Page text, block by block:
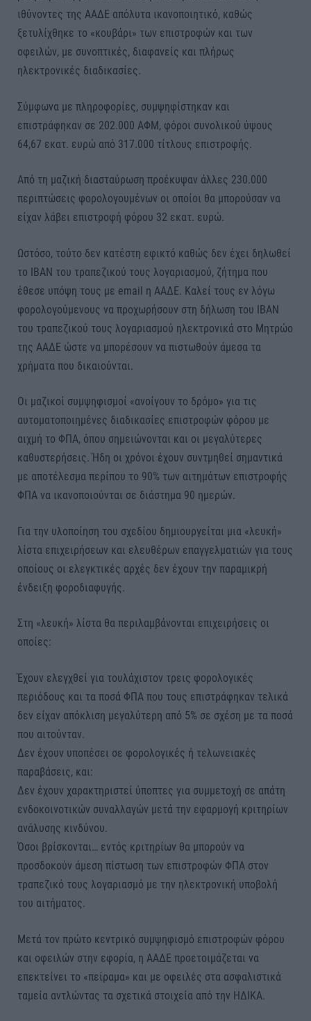
ιθύνοντες της ΑΑΔΕ απόλυτα ικανοποιητικό, καθώς
ξετυλίχθηκε το «κουβάρι» των επιστροφών και των
οφειλών, με συνοπτικές, διαφανείς και πλήρως
ηλεκτρονικές διαδικασίες.
Σύμφωνα με πληροφορίες, συμψηφίστηκαν και
επιστράφηκαν σε 202.000 ΑΦΜ, φόροι συνολικού ύψους
64,67 εκατ. ευρώ από 317.000 τίτλους επιστροφής.
Από τη μαζική διασταύρωση προέκυψαν άλλες 230.000
περιπτώσεις φορολογουμένων οι οποίοι θα μπορούσαν να
είχαν λάβει επιστροφή φόρου 32 εκατ. ευρώ.
Ωστόσο, τούτο δεν κατέστη εφικτό καθώς δεν έχει δηλωθεί
το ΙΒΑΝ του τραπεζικού τους λογαριασμού, ζήτημα που
έθεσε υπόψη τους με email η ΑΑΔΕ. Καλεί τους εν λόγω
φορολογούμενους να προχωρήσουν στη δήλωση του IBAN
του τραπεζικού τους λογαριασμού ηλεκτρονικά στο Μητρώο
της ΑΑΔΕ ώστε να μπορέσουν να πιστωθούν άμεσα τα
χρήματα που δικαιούνται.
Οι μαζικοί συμψηφισμοί «ανοίγουν το δρόμο» για τις
αυτοματοποιημένες διαδικασίες επιστροφών φόρου με
αιχμή το ΦΠΑ, όπου σημειώνονται και οι μεγαλύτερες
καθυστερήσεις. Ήδη οι χρόνοι έχουν συντμηθεί σημαντικά
με αποτέλεσμα περίπου το 90% των αιτημάτων επιστροφής
ΦΠΑ να ικανοποιούνται σε διάστημα 90 ημερών.
Για την υλοποίηση του σχεδίου δημιουργείται μια «λευκή»
λίστα επιχειρήσεων και ελευθέρων επαγγελματιών για τους
οποίους οι ελεγκτικές αρχές δεν έχουν την παραμικρή
ένδειξη φοροδιαφυγής.
Στη «λευκή» λίστα θα περιλαμβάνονται επιχειρήσεις οι
οποίες:
Έχουν ελεγχθεί για τουλάχιστον τρεις φορολογικές
περιόδους και τα ποσά ΦΠΑ που τους επιστράφηκαν τελικά
δεν είχαν απόκλιση μεγαλύτερη από 5% σε σχέση με τα ποσά
που αιτούνταν.
Δεν έχουν υποπέσει σε φορολογικές ή τελωνειακές
παραβάσεις, και:
Δεν έχουν χαρακτηριστεί ύποπτες για συμμετοχή σε απάτη
ενδοκοινοτικών συναλλαγών μετά την εφαρμογή κριτηρίων
ανάλυσης κινδύνου.
Όσοι βρίσκονται… εντός κριτηρίων θα μπορούν να
προσδοκούν άμεση πίστωση των επιστροφών ΦΠΑ στον
τραπεζικό τους λογαριασμό με την ηλεκτρονική υποβολή
του αιτήματος.
Μετά τον πρώτο κεντρικό συμψηφισμό επιστροφών φόρου
και οφειλών στην εφορία, η ΑΑΔΕ προετοιμάζεται να
επεκτείνει το «πείραμα» και με οφειλές στα ασφαλιστικά
ταμεία αντλώντας τα σχετικά στοιχεία από την ΗΔΙΚΑ.